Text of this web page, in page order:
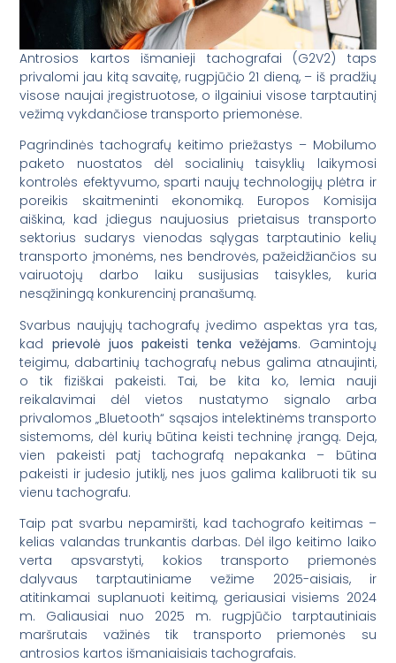
Antrosios kartos išmanieji tachografai (G2V2) taps
privalomi jau kitą savaitę, rugpjūčio 21 dieną, – iš pradžių
visose naujai įregistruotose, o ilgainiui visose tarptautinį
vežimą vykdančiose transporto priemonėse.
Pagrindinės tachografų keitimo priežastys – Mobilumo
paketo nuostatos dėl socialinių taisyklių laikymosi
kontrolės efektyvumo, sparti naujų technologijų plėtra ir
poreikis skaitmeninti ekonomiką. Europos Komisija
aiškina, kad įdiegus naujuosius prietaisus transporto
sektorius sudarys vienodas sąlygas tarptautinio kelių
transporto įmonėms, nes bendrovės, pažeidžiančios su
vairuotojų darbo laiku susijusias taisykles, kuria
nesąžiningą konkurencinį pranašumą.
Svarbus naujųjų tachografų įvedimo aspektas yra tas,
kad prievolė juos pakeisti tenka vežėjams. Gamintojų
teigimu, dabartinių tachografų nebus galima atnaujinti,
o tik fiziškai pakeisti. Tai, be kita ko, lemia nauji
reikalavimai dėl vietos nustatymo signalo arba
privalomos „Bluetooth“ sąsajos intelektinėms transporto
sistemoms, dėl kurių būtina keisti techninę įrangą. Deja,
vien pakeisti patį tachografą nepakanka – būtina
pakeisti ir judesio jutiklį, nes juos galima kalibruoti tik su
vienu tachografu.
Taip pat svarbu nepamiršti, kad tachografo keitimas –
kelias valandas trunkantis darbas. Dėl ilgo keitimo laiko
verta apsvarstyti, kokios transporto priemonės
dalyvaus tarptautiniame vežime 2025-aisiais, ir
atitinkamai suplanuoti keitimą, geriausiai visiems 2024
m. Galiausiai nuo 2025 m. rugpjūčio tarptautiniais
maršrutais važinės tik transporto priemonės su
antrosios kartos išmaniaisiais tachografais.